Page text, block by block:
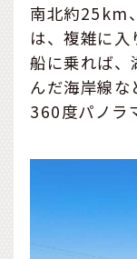
南北約25km
は、複雑に
船に乗れば、
んだ海岸線な
360度パノラ